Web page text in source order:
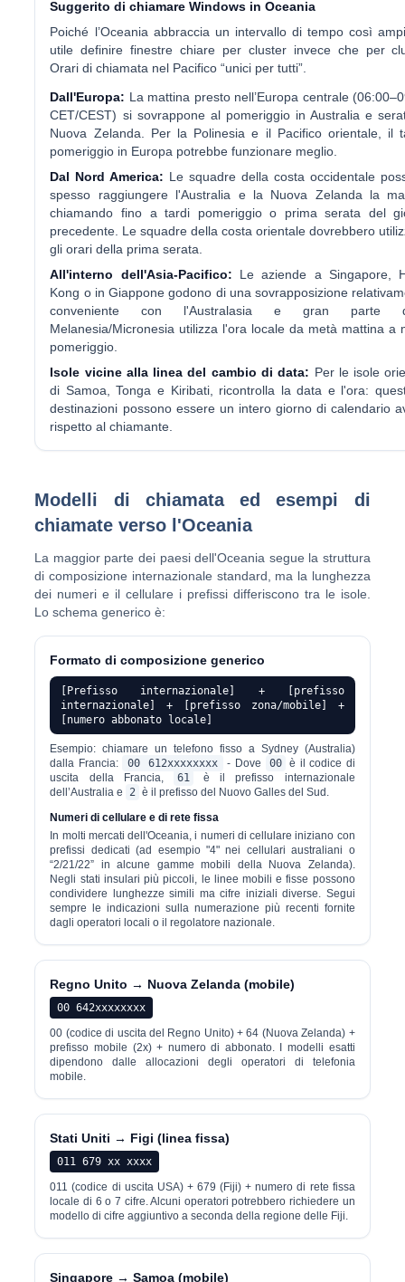
Suggerito di chiamare Windows in Oceania
Poiché l’Oceania abbraccia un intervallo di tempo così
utile definire finestre chiare per cluster invece che per
Orari di chiamata nel Pacifico “unici per tutti”.
Dall'Europa: La mattina presto nell’Europa centrale
CET/CEST) si sovrappone al pomeriggio in Australia e
Nuova Zelanda. Per la Polinesia e il Pacifico orientale, il
pomeriggio in Europa potrebbe funzionare meglio.
Dal Nord America: Le squadre della costa occidentale
spesso raggiungere l'Australia e la Nuova Zelanda la
chiamando fino a tardi pomeriggio o prima serata del
precedente. Le squadre della costa orientale dovrebbero
gli orari della prima serata.
All'interno dell'Asia-Pacifico: Le aziende a Singapore,
Kong o in Giappone godono di una sovrapposizione
conveniente con l'Australasia e gran parte
Melanesia/Micronesia utilizza l'ora locale da metà mattina a
pomeriggio.
Isole vicine alla linea del cambio di data: Per le isole
di Samoa, Tonga e Kiribati, ricontrolla la data e l'ora:
destinazioni possono essere un intero giorno di calendario
rispetto al chiamante.
Modelli di chiamata ed esempi di
chiamate verso l'Oceania
La maggior parte dei paesi dell'Oceania segue la struttura
di composizione internazionale standard, ma la lunghezza
dei numeri e il cellulare i prefissi differiscono tra le isole.
Lo schema generico è:
Formato di composizione generico
[Prefisso internazionale] + [prefisso
internazionale] + [prefisso zona/mobile] +
[numero abbonato locale]
Esempio: chiamare un telefono fisso a Sydney (Australia)
dalla Francia:
00 612xxxxxxxx - Dove 00
è il codice di
uscita della Francia,
61
è il prefisso internazionale
dell’Australia e
2 è il prefisso del Nuovo Galles del Sud.
Numeri di cellulare e di rete fissa
In molti mercati dell'Oceania, i numeri di cellulare iniziano con
prefissi dedicati (ad esempio "4" nei cellulari australiani o
“2/21/22” in alcune gamme mobili della Nuova Zelanda).
Negli stati insulari più piccoli, le linee mobili e fisse possono
condividere lunghezze simili ma cifre iniziali diverse. Segui
sempre le indicazioni sulla numerazione più recenti fornite
dagli operatori locali o il regolatore nazionale.
Regno Unito → Nuova Zelanda (mobile)
00 642xxxxxxxx
00 (codice di uscita del Regno Unito) + 64 (Nuova Zelanda) +
prefisso mobile (2x) + numero di abbonato. I modelli esatti
dipendono dalle allocazioni degli operatori di telefonia
mobile.
Stati Uniti → Figi (linea fissa)
011 679 xx xxxx
011 (codice di uscita USA) + 679 (Fiji) + numero di rete fissa
locale di 6 o 7 cifre. Alcuni operatori potrebbero richiedere un
modello di cifre aggiuntivo a seconda della regione delle Fiji.
Singapore → Samoa (mobile)